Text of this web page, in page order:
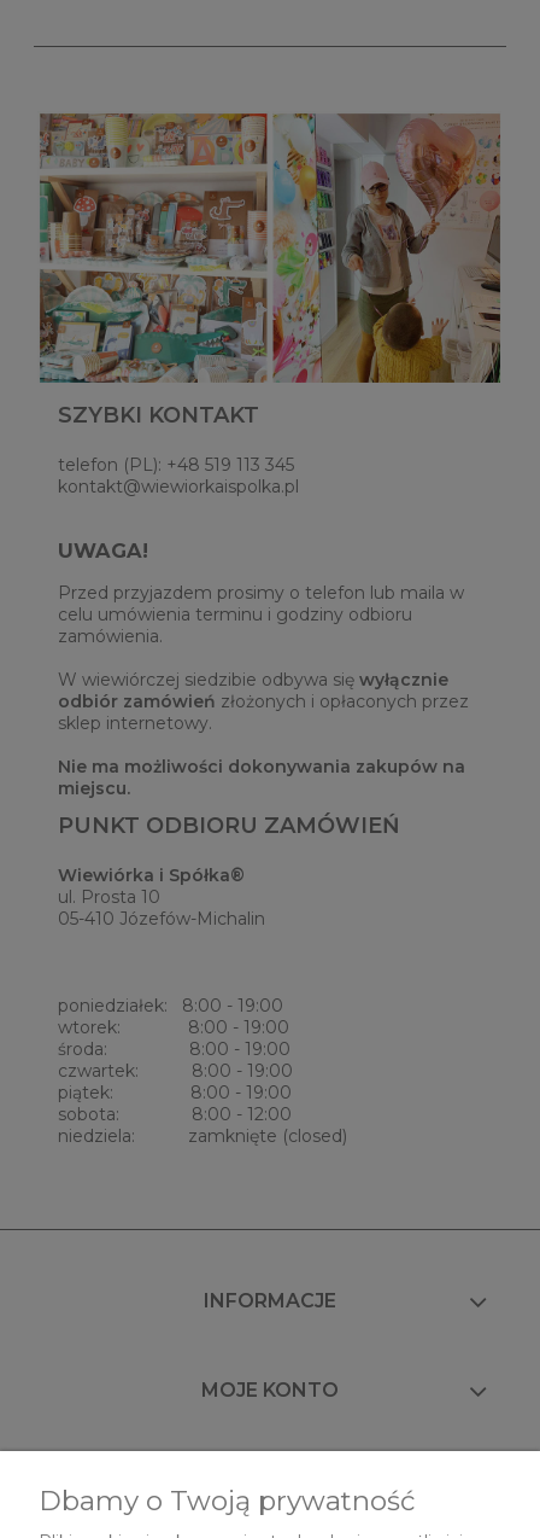
SZYBKI KONTAKT
telefon (PL): +48 519 113 345
kontakt@wiewiorkaispolka.pl
UWAGA!
Przed przyjazdem prosimy o telefon lub maila w
celu umówienia terminu i godziny odbioru
zamówienia.
W wiewiórczej siedzibie odbywa się wyłącznie
odbiór zamówień złożonych i opłaconych przez
sklep internetowy.
Nie ma możliwości dokonywania zakupów na
miejscu.
PUNKT ODBIORU ZAMÓWIEŃ
Wiewiórka i Spółka®
ul. Prosta 10
05-410 Józefów-Michalin
poniedziałek: 8:00 - 19:00
wtorek: 8:00 - 19:00
środa: 8:00 - 19:00
czwartek: 8:00 - 19:00
piątek: 8:00 - 19:00
sobota: 8:00 - 12:00
niedziela: zamknięte (closed)
INFORMACJE
MOJE KONTO
Dbamy o Twoją prywatność